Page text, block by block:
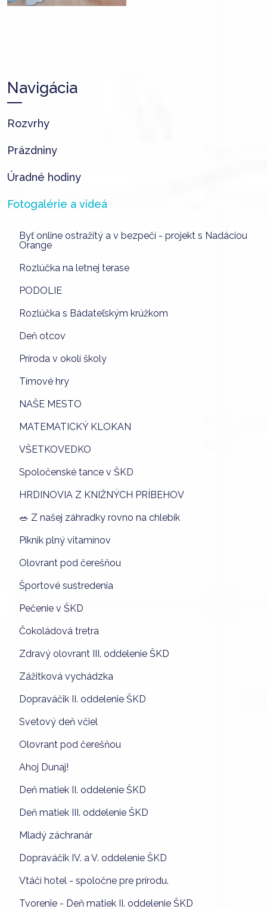
Navigácia
Rozvrhy
Prázdniny
Úradné hodiny
Fotogalérie a videá
Byť online ostražitý a v bezpečí - projekt s Nadáciou
Orange
Rozlúčka na letnej terase
PODOLIE
Rozlúčka s Bádateľským krúžkom
Deň otcov
Príroda v okolí školy
Tímové hry
NAŠE MESTO
MATEMATICKÝ KLOKAN
VŠETKOVEDKO
Spoločenské tance v ŠKD
HRDINOVIA Z KNIŽNÝCH PRÍBEHOV
🥗 Z našej záhradky rovno na chlebík
Piknik plný vitamínov
Olovrant pod čerešňou
Športové sustredenia
Pečenie v ŠKD
Čokoládová tretra
Zdravý olovrant III. oddelenie ŠKD
Zážitková vychádzka
Dopraváčik II. oddelenie ŠKD
Svetový deň včiel
Olovrant pod čerešňou
Ahoj Dunaj!
Deň matiek II. oddelenie ŠKD
Deň matiek III. oddelenie ŠKD
Mladý záchranár
Dopraváčik IV. a V. oddelenie ŠKD
Vtáčí hotel - spoločne pre prírodu.
Tvorenie - Deň matiek II. oddelenie ŠKD